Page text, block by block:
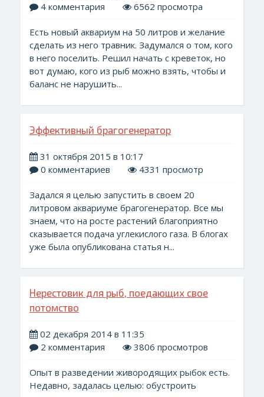
4 комментария
6562 просмотра
Есть новый аквариум на 50 литров и желание
сделать из него травник. Задумался о том, кого
в него поселить. Решил начать с креветок, но
вот думаю, кого из рыб можно взять, чтобы и
баланс не нарушить...
Эффективный брагогенератор
31 октября 2015 в 10:17
0 комментариев
4331 просмотр
Задался я целью запустить в своем 20
литровом аквариуме брагогенератор. Все мы
знаем, что на росте растений благоприятно
сказывается подача углекислого газа. В блогах
уже была опубликована статья н...
Нерестовик для рыб, поедающих свое
потомство
02 декабря 2014 в 11:35
2 комментария
3806 просмотров
Опыт в разведении живородящих рыбок есть.
Недавно, задалась целью: обустроить